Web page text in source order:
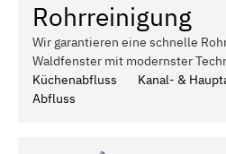
Rohrreinigung
Wir garantieren eine schnelle
Waldfenster mit modernster
Küchenabfluss
Kanal- &
Abfluss